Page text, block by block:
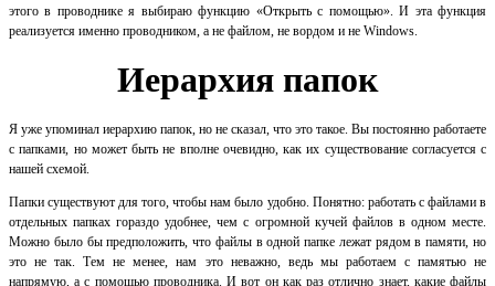
этого в проводнике я выбираю функцию «Открыть с помощью». И эта функция
реализуется именно проводником, а не файлом, не вордом и не Windows.
Иерархия папок
Я уже упоминал иерархию папок, но не сказал, что это такое. Вы постоянно работаете
с папками, но может быть не вполне очевидно, как их существование согласуется с
нашей схемой.
Папки существуют для того, чтобы нам было удобно. Понятно: работать с файлами в
отдельных папках гораздо удобнее, чем с огромной кучей файлов в одном месте.
Можно было бы предположить, что файлы в одной папке лежат рядом в памяти, но
это не так. Тем не менее, нам это неважно, ведь мы работаем с памятью не
напрямую, а с помощью проводника. И вот он как раз отлично знает, какие файлы